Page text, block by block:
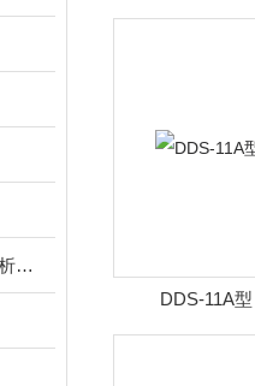
烟气分析仪/汽车尾气分析仪/转速表/汽车维修检测设备
DDS-11A